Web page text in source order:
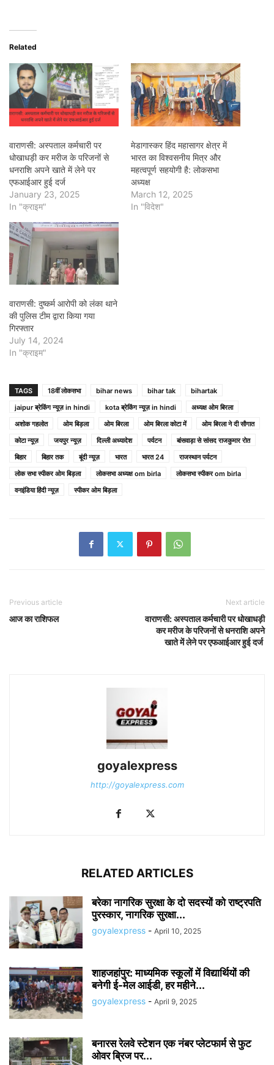
Related
वाराणसी: अस्पताल कर्मचारी पर
धोखाधड़ी कर मरीज के परिजनों से
धनराशि अपने खाते में लेने पर
एफआईआर हुई दर्ज
January 23, 2025
In "क्राइम"
मेडागास्कर हिंद महासागर क्षेत्र में
भारत का विश्वसनीय मित्र और
महत्वपूर्ण सहयोगी है: लोकसभा
अध्यक्ष
March 12, 2025
In "विदेश"
वाराणसी: दुष्कर्म आरोपी को लंका थाने
की पुलिस टीम द्वारा किया गया
गिरफ्तार
July 14, 2024
In "क्राइम"
TAGS 18वीं लोकसभा bihar news bihar tak
bihartak
jaipur ब्रेकिंग न्यूज़ in hindi
kota ब्रेकिंग न्यूज़ in hindi
अध्यक्ष ओम बिरला
अशोक गहलोत
ओम बिड़ला ओम बिरला ओम बिरला कोटा में
ओम बिरला ने दी सौगात
कोटा न्यूज़
जयपुर न्यूज़ दिल्ली अध्यादेश पर्यटन
बांसवाड़ा से सांसद राजकुमार रोत
बिहार
बिहार तक बूंदी न्यूज़ भारत भारत 24
राजस्थान पर्यटन
लोक सभा स्पीकर ओम बिड़ला
लोकसभा अध्यक्ष om birla
लोकसभा स्पीकर om birla
वनइंडिया हिंदी न्यूज़
स्पीकर ओम बिड़ला
Previous article
आज का राशिफल
Next article
वाराणसी: अस्पताल कर्मचारी पर धोखाधड़ी
कर मरीज के परिजनों से धनराशि अपने
खाते में लेने पर एफआईआर हुई दर्ज
goyalexpress
http://goyalexpress.com
RELATED ARTICLES
बरेका नागरिक सुरक्षा के दो सदस्यों को राष्ट्रपति
पुरस्कार, नागरिक सुरक्षा...
goyalexpress - April 10, 2025
शाहजहांपुर: माध्यमिक स्कूलाें में विद्यार्थियों की
बनेगी ई-मेल आईडी, हर महीने...
goyalexpress - April 9, 2025
बनारस रेलवे स्टेशन एक नंबर प्लेटफार्म से फुट
ओवर ब्रिज पर...